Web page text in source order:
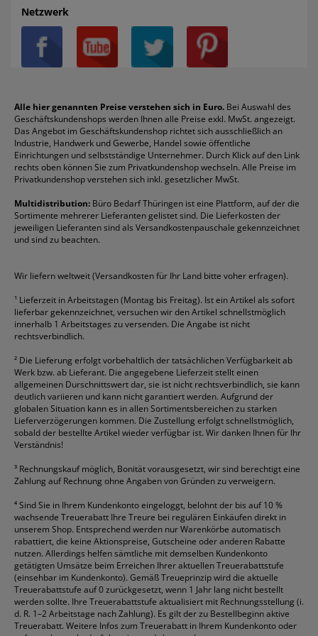
AGB
Datenschutz
Privatsphäre-Einstellungen
Über uns
Reklamation / Retouren
Vertrag widerrufen (Privatkunden)
Rabatte & Aktionen
Batterien
Bleistifte
Blöcke
Boardmarker
Briefumschläge
Druckerpatronen
Etiketten
Fineliner
Folienschreiber
Formulare
Gelschreiber
Geschäftsbücher
Heftstreifen
Kaffee
Klebeband
Klemmmappen
Kopierpapier
Korrekturmittel
Kugelschreiber
Mappen
Ordner
Packband
Permanentmarker
Radiergummis
Schnellhefter
Sichthüllen
Taschenrechner
Textmarker
Tintenroller
Tintenpatronen
Toilettenpapier
Toner
Versandmaterial
Versandtaschen
Alco
Avery/Zweckform
Canon
Durable
DYMO
Edding
Esselte
Faber-Castell
Fellowes
Franken
Fripa
HP
Leitz
Läufer
Melitta
Pentel
Pelikan
Pilot
Pritt
Schneider
Stabilo
Staedtler
alle Marken anzeigen
Netzwerk
Alle hier genannten Preise verstehen sich in Euro. Bei Auswahl des
Geschäftskundenshops werden Ihnen alle Preise exkl. MwSt. angezeigt.
Das Angebot im Geschäftskundenshop richtet sich ausschließlich an
Industrie, Handwerk und Gewerbe, Handel sowie öffentliche
Einrichtungen und selbstständige Unternehmer. Durch Klick auf den Link
rechts oben können Sie zum Privatkundenshop wechseln. Alle Preise im
Privatkundenshop verstehen sich inkl. gesetzlicher MwSt.
Multidistribution: Büro Bedarf Thüringen ist eine Plattform, auf der die
Sortimente mehrerer Lieferanten gelistet sind. Die Lieferkosten der
jeweiligen Lieferanten sind als Versandkostenpauschale gekennzeichnet
und sind zu beachten.
Wir liefern weltweit (Versandkosten für Ihr Land bitte voher erfragen).
¹ Lieferzeit in Arbeitstagen (Montag bis Freitag). Ist ein Artikel als sofort
lieferbar gekennzeichnet, versuchen wir den Artikel schnellstmöglich
innerhalb 1 Arbeitstages zu versenden. Die Angabe ist nicht
rechtsverbindlich.
² Die Lieferung erfolgt vorbehaltlich der tatsächlichen Verfügbarkeit ab
Werk bzw. ab Lieferant. Die angegebene Lieferzeit stellt einen
allgemeinen Durschnittswert dar, sie ist nicht rechtsverbindlich, sie kann
deutlich variieren und kann nicht garantiert werden. Aufgrund der
globalen Situation kann es in allen Sortimentsbereichen zu starken
Lieferverzögerungen kommen. Die Zustellung erfolgt schnellstmöglich,
sobald der bestellte Artikel wieder verfügbar ist. Wir danken Ihnen für Ihr
Verständnis!
³ Rechnungskauf möglich, Bonität vorausgesetzt, wir sind berechtigt eine
Zahlung auf Rechnung ohne Angaben von Gründen zu verweigern.
⁴Sind Sie in Ihrem Kundenkonto eingeloggt, belohnt der bis auf 10 %
wachsende Treuerabatt Ihre Treure bei regulären Einkäufen direkt in
unserem Shop. Entsprechend werden nur Warenkörbe automatisch
rabattiert, die keine Aktionspreise, Gutscheine oder anderen Rabatte
nutzen. Allerdings helfen sämtliche mit demselben Kundenkonto
getätigten Umsätze beim Erreichen Ihrer aktuellen Treuerabattstufe
(einsehbar im Kundenkonto). Gemäß Treueprinzip wird die aktuelle
Treuerabattstufe auf 0 zurückgesetzt, wenn 1 Jahr lang nicht bestellt
werden sollte. Ihre Treuerabattstufe aktualisiert mit Rechnungsstellung (i.
d. R. 1–2 Arbeitstage nach Zahlung). Es gilt der zu Bestellbeginn aktive
Treuerabatt. Weitere Infos zum Treuerabatt in Ihrem Kundenkonto oder